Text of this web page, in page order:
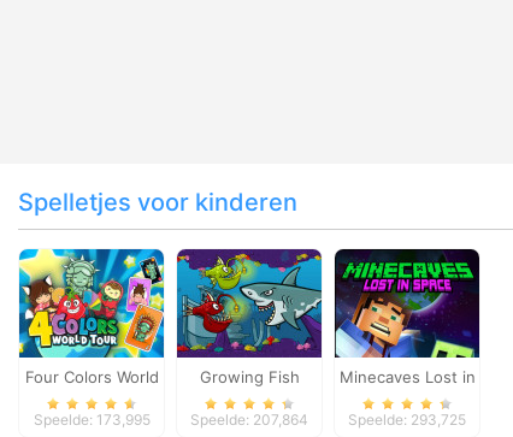
Spelletjes voor kinderen
Four Colors World
Tour
Speelde: 173,995
Growing Fish
Speelde: 207,864
Minecaves Lost in
Space
Speelde: 293,725